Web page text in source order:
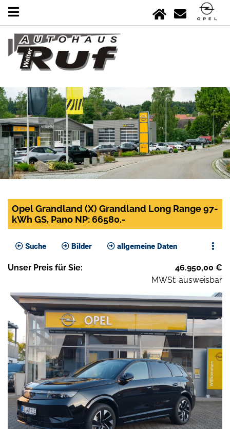
Opel Grandland (X) Grandland Long Range 97-
kWh GS, Pano NP: 66580.-
Suche Bilder allgemeine Daten
Unser Preis für Sie: 46.950,00 €
MWSt: ausweisbar